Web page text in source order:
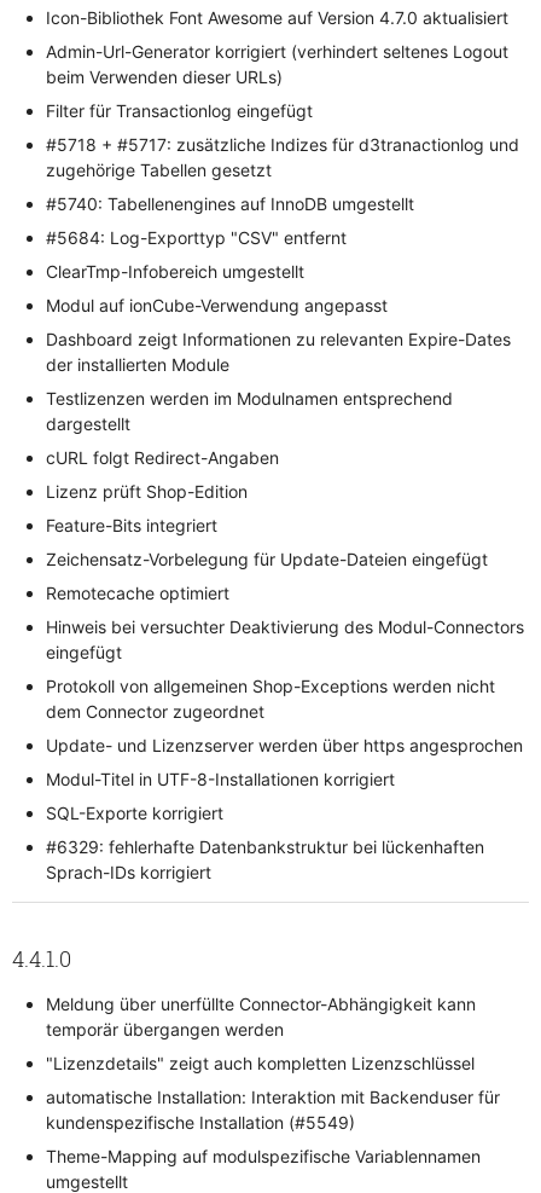
Icon-Bibliothek Font Awesome auf Version 4.7.0 aktualisiert
Admin-Url-Generator korrigiert (verhindert seltenes Logout
beim Verwenden dieser URLs)
Filter für Transactionlog eingefügt
#5718 + #5717: zusätzliche Indizes für d3tranactionlog und
zugehörige Tabellen gesetzt
#5740: Tabellenengines auf InnoDB umgestellt
#5684: Log-Exporttyp "CSV" entfernt
ClearTmp-Infobereich umgestellt
Modul auf ionCube-Verwendung angepasst
Dashboard zeigt Informationen zu relevanten Expire-Dates
der installierten Module
Testlizenzen werden im Modulnamen entsprechend
dargestellt
cURL folgt Redirect-Angaben
Lizenz prüft Shop-Edition
Feature-Bits integriert
Zeichensatz-Vorbelegung für Update-Dateien eingefügt
Remotecache optimiert
Hinweis bei versuchter Deaktivierung des Modul-Connectors
eingefügt
Protokoll von allgemeinen Shop-Exceptions werden nicht
dem Connector zugeordnet
Update- und Lizenzserver werden über https angesprochen
Modul-Titel in UTF-8-Installationen korrigiert
SQL-Exporte korrigiert
#6329: fehlerhafte Datenbankstruktur bei lückenhaften
Sprach-IDs korrigiert
4.4.1.0
Meldung über unerfüllte Connector-Abhängigkeit kann
temporär übergangen werden
"Lizenzdetails" zeigt auch kompletten Lizenzschlüssel
automatische Installation: Interaktion mit Backenduser für
kundenspezifische Installation (#5549)
Theme-Mapping auf modulspezifische Variablennamen
umgestellt